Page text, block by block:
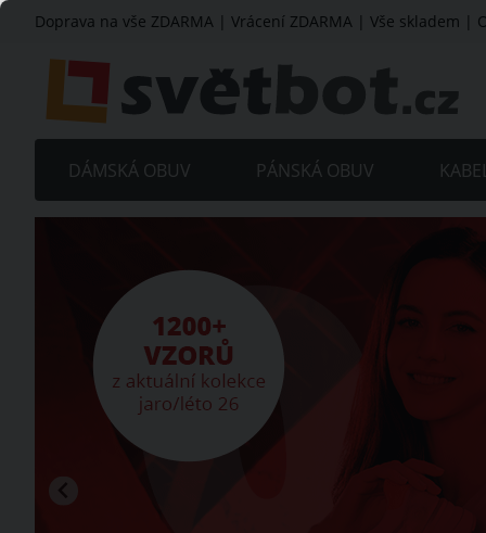
Doprava na vše ZDARMA | Vrácení ZDARMA | Vše skladem |
DÁMSKÁ OBUV PÁNSKÁ OBUV